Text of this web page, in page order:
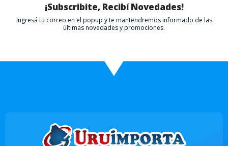
¡Subscribite, Recibí Novedades!
Ingresá tu correo en el popup y te mantendremos informado de las
últimas novedades y promociones.